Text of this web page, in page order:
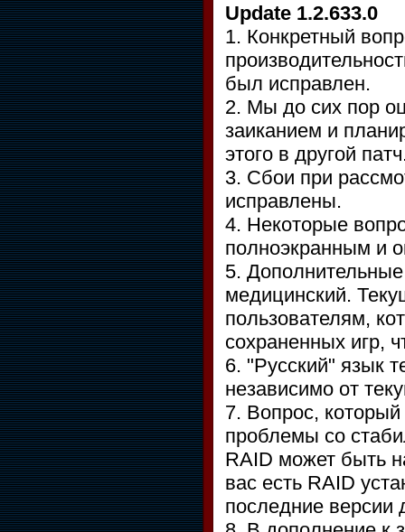
Update 1.2.633.0
1. Конкретный
был исправлен.
2. Мы до сих пор
заиканием и
этого в другой
3. Сбои при
исправлены.
4. Некоторые
полноэкранным и
5.
медицинский.
пользователям,
сохраненных игр,
6. "Русский" язык
независимо от
7. Вопрос,
проблемы со
RAID может быть
вас есть RAID
последние версии